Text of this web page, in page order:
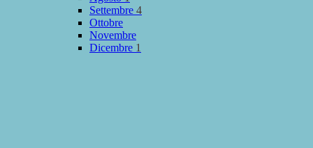
Settembre 4
Ottobre
Novembre
Dicembre 1